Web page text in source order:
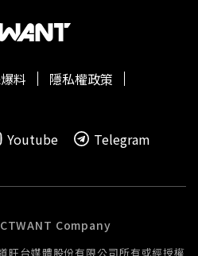
料
隱私權政策
Youtube Telegram
Company
旺台媒體股份有限公司所有或經授權